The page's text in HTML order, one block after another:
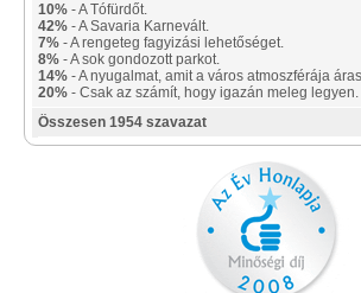
10% - A Tófürdőt.
42% - A Savaria Karnevált.
7% - A rengeteg fagyizási lehetőséget.
8% - A sok gondozott parkot.
14% - A nyugalmat, amit a város atmoszférája
20% - Csak az számít, hogy igazán meleg legyen.
Összesen 1954 szavazat